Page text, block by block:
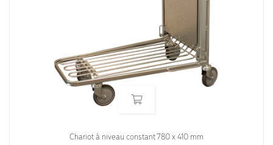
Chariot à niveau constant 780 x 410 mm